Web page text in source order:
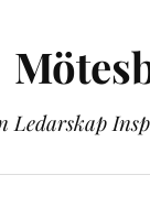
Ledarskap